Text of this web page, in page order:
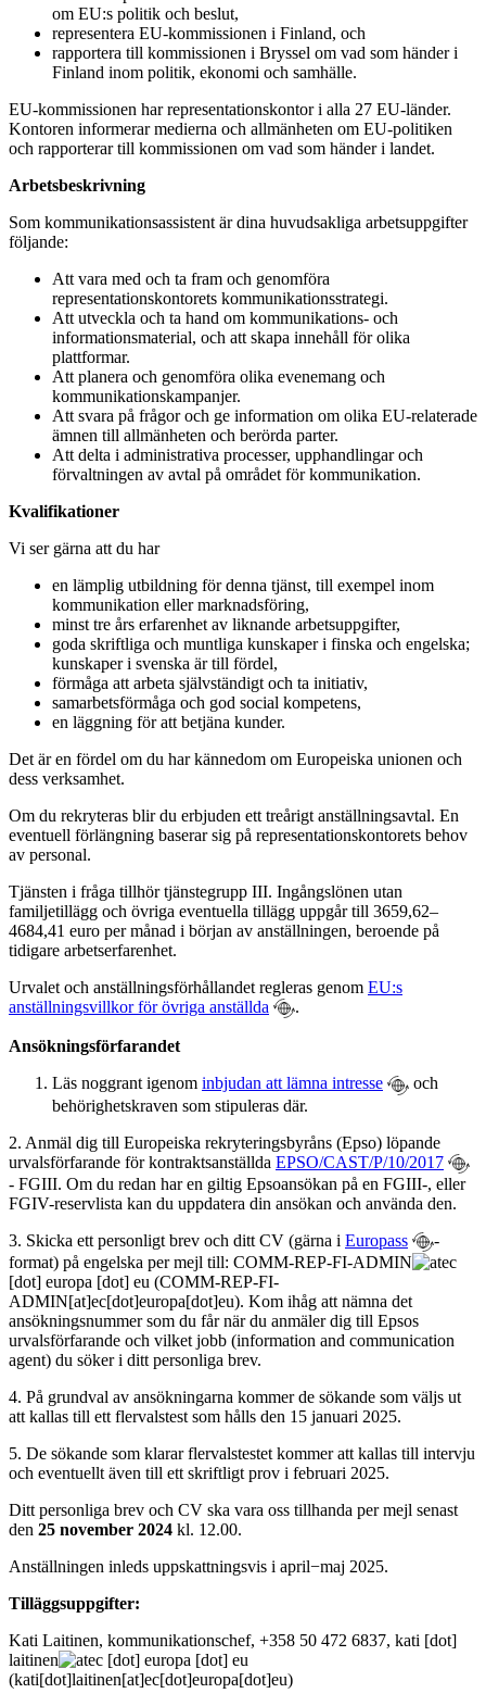
om EU:s politik och beslut,
representera EU-kommissionen i Finland, och
rapportera till kommissionen i Bryssel om vad som händer i
Finland inom politik, ekonomi och samhälle.
EU-kommissionen har representationskontor i alla 27 EU-länder.
Kontoren informerar medierna och allmänheten om EU-politiken
och rapporterar till kommissionen om vad som händer i landet.
Arbetsbeskrivning
Som kommunikationsassistent är dina huvudsakliga arbetsuppgifter
följande:
Att vara med och ta fram och genomföra
representationskontorets kommunikationsstrategi.
Att utveckla och ta hand om kommunikations- och
informationsmaterial, och att skapa innehåll för olika
plattformar.
Att planera och genomföra olika evenemang och
kommunikationskampanjer.
Att svara på frågor och ge information om olika EU-relaterade
ämnen till allmänheten och berörda parter.
Att delta i administrativa processer, upphandlingar och
förvaltningen av avtal på området för kommunikation.
Kvalifikationer
Vi ser gärna att du har
en lämplig utbildning för denna tjänst, till exempel inom
kommunikation eller marknadsföring,
minst tre års erfarenhet av liknande arbetsuppgifter,
goda skriftliga och muntliga kunskaper i finska och engelska;
kunskaper i svenska är till fördel,
förmåga att arbeta självständigt och ta initiativ,
samarbetsförmåga och god social kompetens,
en läggning för att betjäna kunder.
Det är en fördel om du har kännedom om Europeiska unionen och
dess verksamhet.
Om du rekryteras blir du erbjuden ett treårigt anställningsavtal. En
eventuell förlängning baserar sig på representationskontorets behov
av personal.
Tjänsten i fråga tillhör tjänstegrupp III. Ingångslönen utan
familjetillägg och övriga eventuella tillägg uppgår till 3659,62–
4684,41 euro per månad i början av anställningen, beroende på
tidigare arbetserfarenhet.
Urvalet och anställningsförhållandet regleras genom EU:s
anställningsvillkor för övriga anställda
.
Ansökningsförfarandet
Läs noggrant igenom inbjudan att lämna intresse
och
behörighetskraven som stipuleras där.
2. Anmäl dig till Europeiska rekryteringsbyråns (Epso) löpande
urvalsförfarande för kontraktsanställda EPSO/CAST/P/10/2017
- FGIII. Om du redan har en giltig Epsoansökan på en FGIII-, eller
FGIV-reservlista kan du uppdatera din ansökan och använda den.
3. Skicka ett personligt brev och ditt CV (gärna i Europass
-
format) på engelska per mejl till: COMM-REP-FI-ADMIN
ec
[dot] europa [dot] eu (COMM-REP-FI-
ADMIN[at]ec[dot]europa[dot]eu). Kom ihåg att nämna det
ansökningsnummer som du får när du anmäler dig till Epsos
urvalsförfarande och vilket jobb (information and communication
agent) du söker i ditt personliga brev.
4. På grundval av ansökningarna kommer de sökande som väljs ut
att kallas till ett flervalstest som hålls den 15 januari 2025.
5. De sökande som klarar flervalstestet kommer att kallas till intervju
och eventuellt även till ett skriftligt prov i februari 2025.
Ditt personliga brev och CV ska vara oss tillhanda per mejl senast
den 25 november 2024 kl. 12.00.
Anställningen inleds uppskattningsvis i april−maj 2025.
Tilläggsuppgifter:
Kati Laitinen, kommunikationschef, +358 50 472 6837, kati [dot]
laitinen
ec [dot] europa [dot] eu
(kati[dot]laitinen[at]ec[dot]europa[dot]eu)